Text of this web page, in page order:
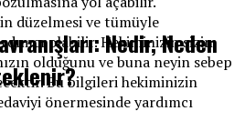
düzelmesi ve tümüyle
olabilir. Hekiminizin sizin
olduğunu ve buna neyin sebep
Bu bilgileri hekiminizin
önermesinde yardımcı
Nedir, Neden